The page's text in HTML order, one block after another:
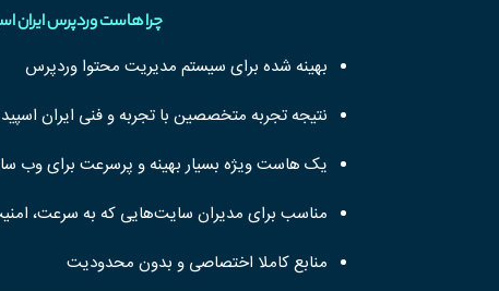
چرا هاست وردپرس ایران
بهینه شده برای سیستم مدیریت محتوا وردپرس
نتیجه تجربه متخصصین با تجربه و فنی ایران اسپید
یک هاست ویژه بسیار بهینه و پرسرعت برای وب
مناسب برای مدیران سایت‌هایی که به سرعت،
منابع کاملا اختصاصی و بدون محدودیت